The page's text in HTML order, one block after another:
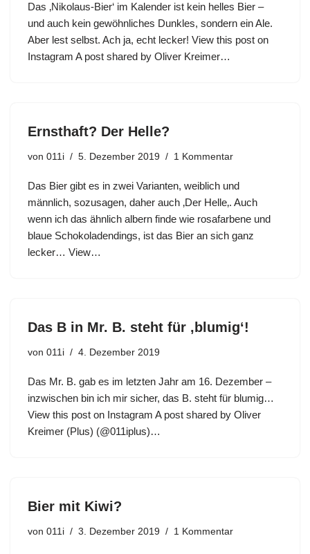
Das ‚Nikolaus-Bier‘ im Kalender ist kein helles Bier –
und auch kein gewöhnliches Dunkles, sondern ein Ale.
Aber lest selbst. Ach ja, echt lecker! View this post on
Instagram A post shared by Oliver Kreimer…
Ernsthaft? Der Helle?
von 011i 5. Dezember 2019 1 Kommentar
Das Bier gibt es in zwei Varianten, weiblich und
männlich, sozusagen, daher auch ‚Der Helle‚. Auch
wenn ich das ähnlich albern finde wie rosafarbene und
blaue Schokoladendings, ist das Bier an sich ganz
lecker… View…
Das B in Mr. B. steht für ‚blumig‘!
von 011i 4. Dezember 2019
Das Mr. B. gab es im letzten Jahr am 16. Dezember –
inzwischen bin ich mir sicher, das B. steht für blumig…
View this post on Instagram A post shared by Oliver
Kreimer (Plus) (@011iplus)…
Bier mit Kiwi?
von 011i 3. Dezember 2019 1 Kommentar